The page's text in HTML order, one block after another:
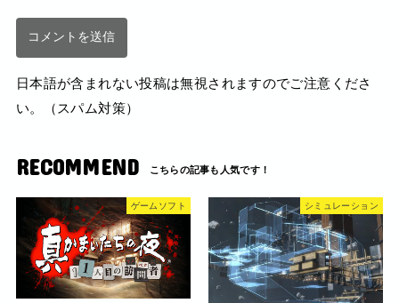
日本語が含まれない投稿は無視されますのでご注意くださ
い。（スパム対策）
RECOMMEND
ゲームソフト シミュレーション